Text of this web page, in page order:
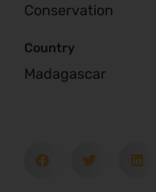
Conservation
Country
Madagascar